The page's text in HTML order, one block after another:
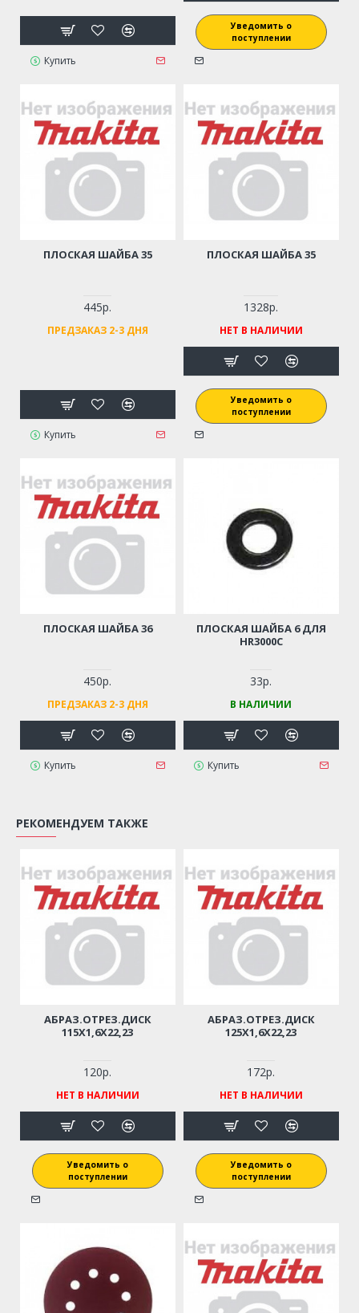
Купить
Уведомить о
поступлении
ПЛОСКАЯ ШАЙБА 35
445р.
ПРЕДЗАКАЗ 2-3 ДНЯ
Купить
ПЛОСКАЯ ШАЙБА 35
1328р.
НЕТ В НАЛИЧИИ
Уведомить о
поступлении
ПЛОСКАЯ ШАЙБА 36
450р.
ПРЕДЗАКАЗ 2-3 ДНЯ
Купить
ПЛОСКАЯ ШАЙБА 6 ДЛЯ
HR3000C
33р.
В НАЛИЧИИ
Купить
РЕКОМЕНДУЕМ ТАКЖЕ
АБРАЗ.ОТРЕЗ.ДИСК
115Х1,6Х22,23
120р.
НЕТ В НАЛИЧИИ
Уведомить о
поступлении
АБРАЗ.ОТРЕЗ.ДИСК
125Х1,6Х22,23
172р.
НЕТ В НАЛИЧИИ
Уведомить о
поступлении